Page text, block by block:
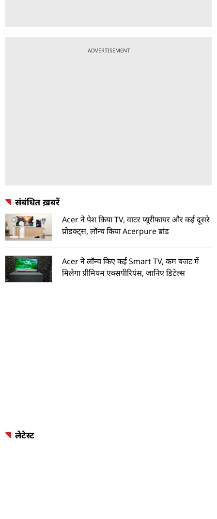
ADVERTISEMENT
संबंधित ख़बरें
Acer ने पेश किया TV, वाटर प्यूरीफायर और कई दूसरे
प्रोडक्ट्स, लॉन्च किया Acerpure ब्रांड
Acer ने लॉन्च किए कई Smart TV, कम बजट में
मिलेगा प्रीमियम एक्सपीरियंस, जानिए डिटेल्स
लेटेस्ट